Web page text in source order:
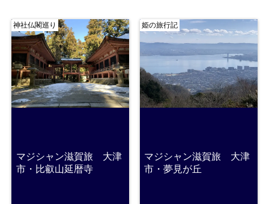
神社仏閣巡り
マジシャン滋賀旅 大津
市・比叡山延暦寺
姫の旅行記
マジシャン滋賀旅 大津
市・夢見が丘